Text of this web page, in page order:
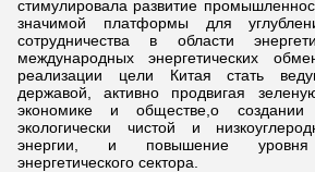
стимулировала развитие
значимой платформы для
сотрудничества в области
международных энергетических
реализации цели Китая стать
державой, активно продвигая
экономике и обществе,о
экологически чистой и
энергии, и повышение уровня
энергетического сектора.